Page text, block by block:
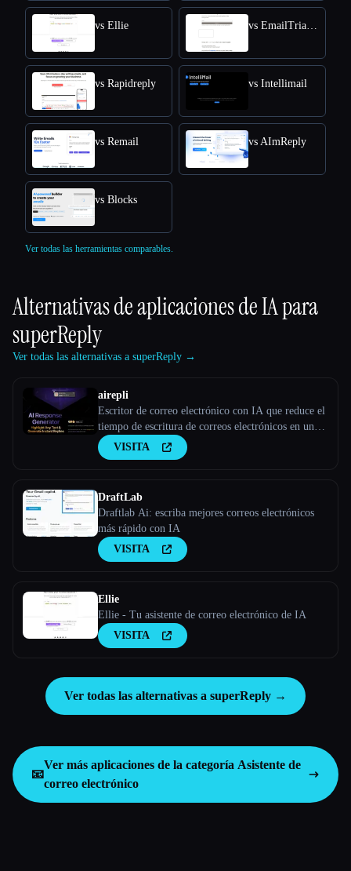
vs Ellie
vs Rapidreply vs Intellimail
vs Remail vs AImReply
vs Blocks
Ver todas las herramientas comparables.
Alternativas de aplicaciones de IA para
superReply
Ver todas las alternativas a superReply →
airepli
Escritor de correo electrónico con IA que reduce el
tiempo de escritura de correos electrónicos en un
50%, resalta el correo electrónico y genera
respuestas instantáneas ricas en contexto,
VISITA
DraftLab
Draftlab Ai: escriba mejores correos electrónicos
más rápido con IA
VISITA
Ellie
Ellie - Tu asistente de correo electrónico de IA
VISITA
Ver todas las alternativas a superReply →
📧
Ver más aplicaciones de la categoría Asistente de
correo electrónico